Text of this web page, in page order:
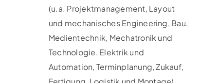
(u.a. Projektmanagement, Layout
und mechanisches Engineering, Bau,
Medientechnik, Mechatronik und
Technologie, Elektrik und
Automation, Terminplanung, Zukauf,